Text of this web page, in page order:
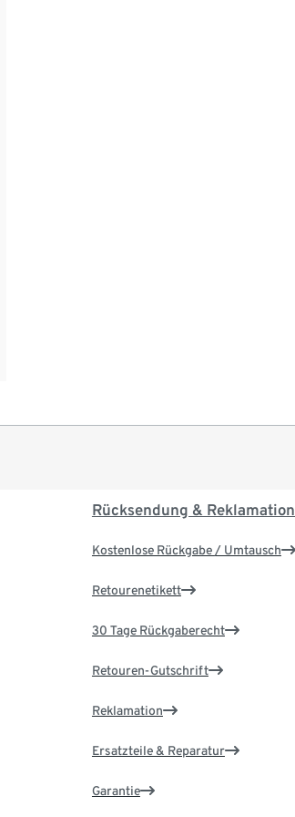
Rücksendung & Reklamation
Kostenlose Rückgabe / Umtausch
Retourenetikett
30 Tage Rückgaberecht
Retouren-Gutschrift
Reklamation
Ersatzteile & Reparatur
Garantie